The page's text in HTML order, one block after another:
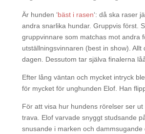
Är hunden ‘bäst i rasen‘: då ska raser
andra snarlika hundar. Gruppvis först.
gruppvinnare som matchas mot andra
utställningsvinnaren (best in show). Allt
dagen. Dessutom tar själva finalerna
Efter lång väntan och mycket intryck
för mycket för unghunden Elof. Han
För att visa hur hundens rörelser ser ut
trava. Elof varvade snyggt studsande
snusande i marken och dammsugande